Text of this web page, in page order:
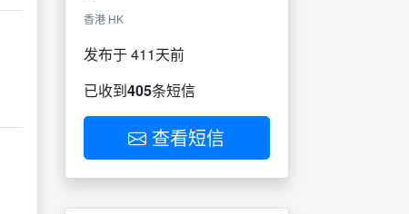
香港 HK
发布于 411天前
已收到405条短信
查看短信